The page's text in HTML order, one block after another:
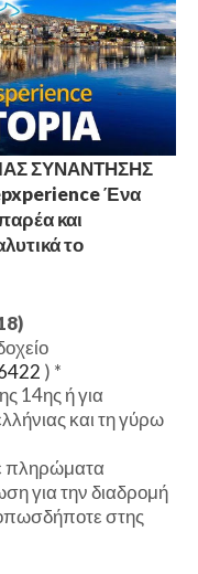
ΣΥΝΑΝΤΗΣΗΣ
Ένα
και
το
) *
14ης ή για
και τη γύρω
πληρώματα
για την διαδρομή
στης